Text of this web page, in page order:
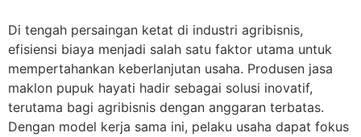
Di tengah persaingan ketat di industri agribisnis,
efisiensi biaya menjadi salah satu faktor utama untuk
mempertahankan keberlanjutan usaha. Produsen jasa
maklon pupuk hayati hadir sebagai solusi inovatif,
terutama bagi agribisnis dengan anggaran terbatas.
Dengan model kerja sama ini, pelaku usaha dapat fokus